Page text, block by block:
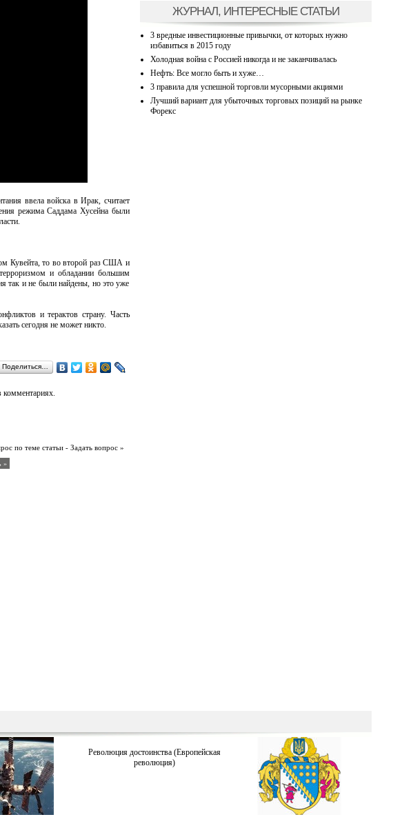
ввела войска в Ирак, считает
режима Саддама Хусейна были
Кувейта, то во второй раз США и
и обладании большим
так и не были найдены, но это уже
и терактов страну. Часть
сегодня не может никто.
Поделиться…
комментариях.
по теме статьи - Задать вопрос »
»
ЖУРНАЛ, ИНТЕРЕСНЫЕ СТАТЬИ
3 вредные инвестиционные привычки, от которых нужно
избавиться в 2015 году
Холодная война с Россией никогда и не заканчивалась
Нефть: Все могло быть и хуже…
3 правила для успешной торговли мусорными акциями
Лучший вариант для убыточных торговых позиций на рынке
Форекс
Революция достоинства (Европейская
революция)